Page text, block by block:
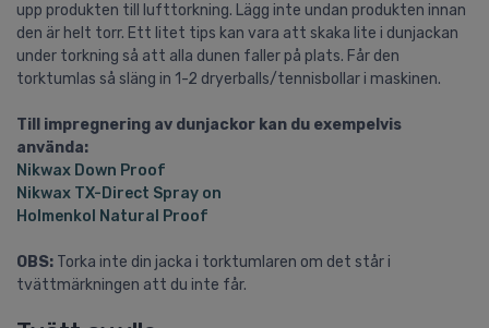
upp produkten till lufttorkning. Lägg inte undan produkten innan
den är helt torr. Ett litet tips kan vara att skaka lite i dunjackan
under torkning så att alla dunen faller på plats. Får den
torktumlas så släng in 1-2 dryerballs/tennisbollar i maskinen.
Till impregnering av dunjackor kan du exempelvis
använda:
Nikwax Down Proof
Nikwax TX-Direct Spray on
Holmenkol Natural Proof
OBS: Torka inte din jacka i torktumlaren om det står i
tvättmärkningen att du inte får.